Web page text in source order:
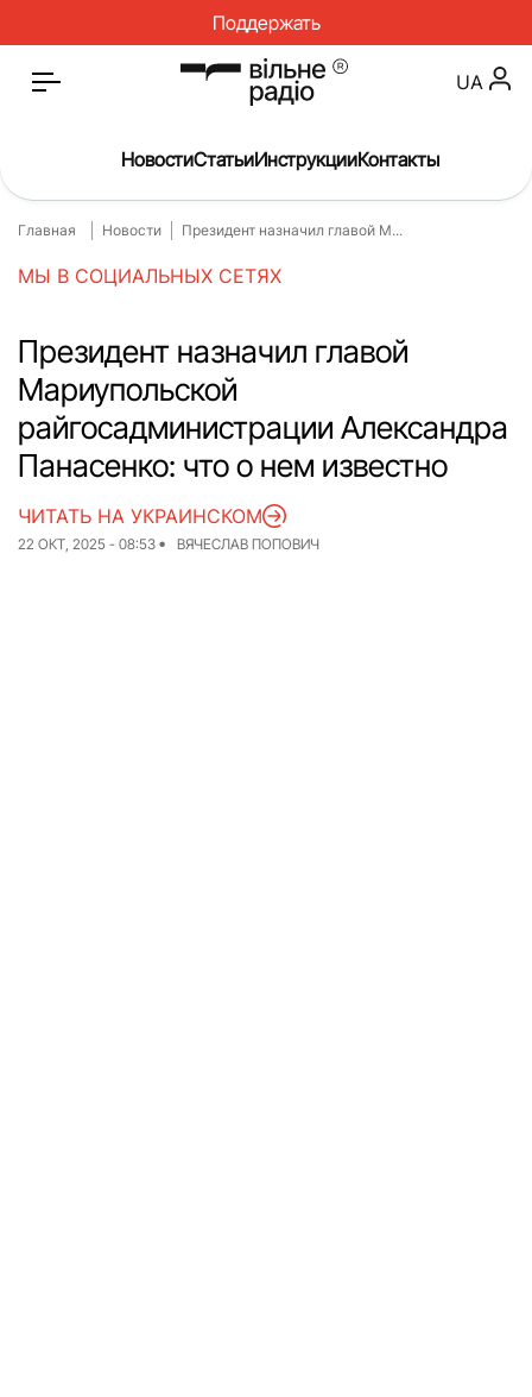
Поддержать
Главная
О нас
Инструкции
Спорт
Досье
Репортаж
Блог
Проекты
Спецпроекты
Архив проектов
UA
НовостиСтатьиИнструкцииКонтакты
Главная Новости Президент назначил главой М...
МЫ В СОЦИАЛЬНЫХ СЕТЯХ
Президент назначил главой
Мариупольской
райгосадминистрации Александра
Панасенко: что о нем известно
22 ОКТ, 2025 - 08:53 ВЯЧЕСЛАВ ПОПОВИЧ
ЧИТАТЬ НА УКРАИНСКОМ